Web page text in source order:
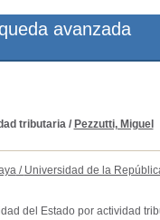
tributaria/ Pezzutti, Miguel
/ Universidad de la
del Estado por actividad
avanzada